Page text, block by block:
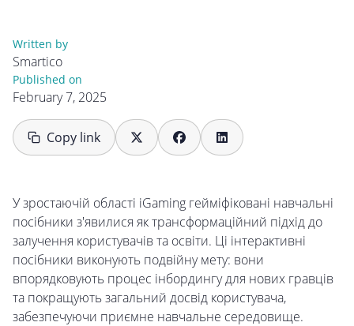
Written by
Smartico
Published on
February 7, 2025
Copy link
У зростаючій області iGaming гейміфіковані навчальні
посібники з'явилися як трансформаційний підхід до
залучення користувачів та освіти. Ці інтерактивні
посібники виконують подвійну мету: вони
впорядковують процес інбордингу для нових гравців
та покращують загальний досвід користувача,
забезпечуючи приємне навчальне середовище.